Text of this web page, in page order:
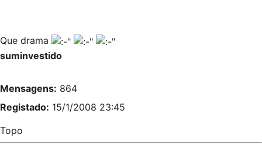
Que drama
suminvestido
Mensagens: 864
Registado: 15/1/2008 23:45
Topo